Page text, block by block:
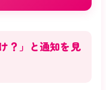
？」と通知を見